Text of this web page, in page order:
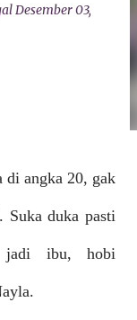
Desember 03,
di angka 20, gak
Suka duka pasti
jadi ibu, hobi